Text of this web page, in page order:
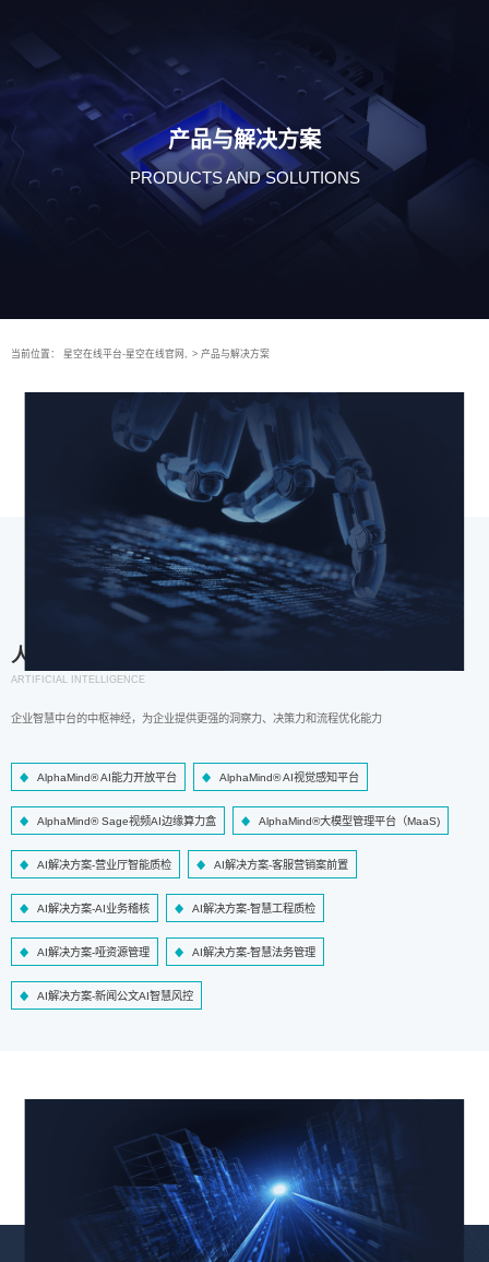
产品与解决方案
PRODUCTS AND SOLUTIONS
当前位置： 星空在线平台-星空在线官网, > 产品与解决方案
人工智能
ARTIFICIAL INTELLIGENCE
企业智慧中台的中枢神经，为企业提供更强的洞察力、决策力和流程优化能力
AlphaMind® AI能力开放平台 AlphaMind® AI视觉感知平台
AlphaMind® Sage视频AI边缘算力盒 AlphaMind®大模型管理平台（MaaS)
AI解决方案-营业厅智能质检 AI解决方案-客服营销案前置
AI解决方案-AI业务稽核 AI解决方案-智慧工程质检
AI解决方案-哑资源管理 AI解决方案-智慧法务管理
AI解决方案-新闻公文AI智慧风控